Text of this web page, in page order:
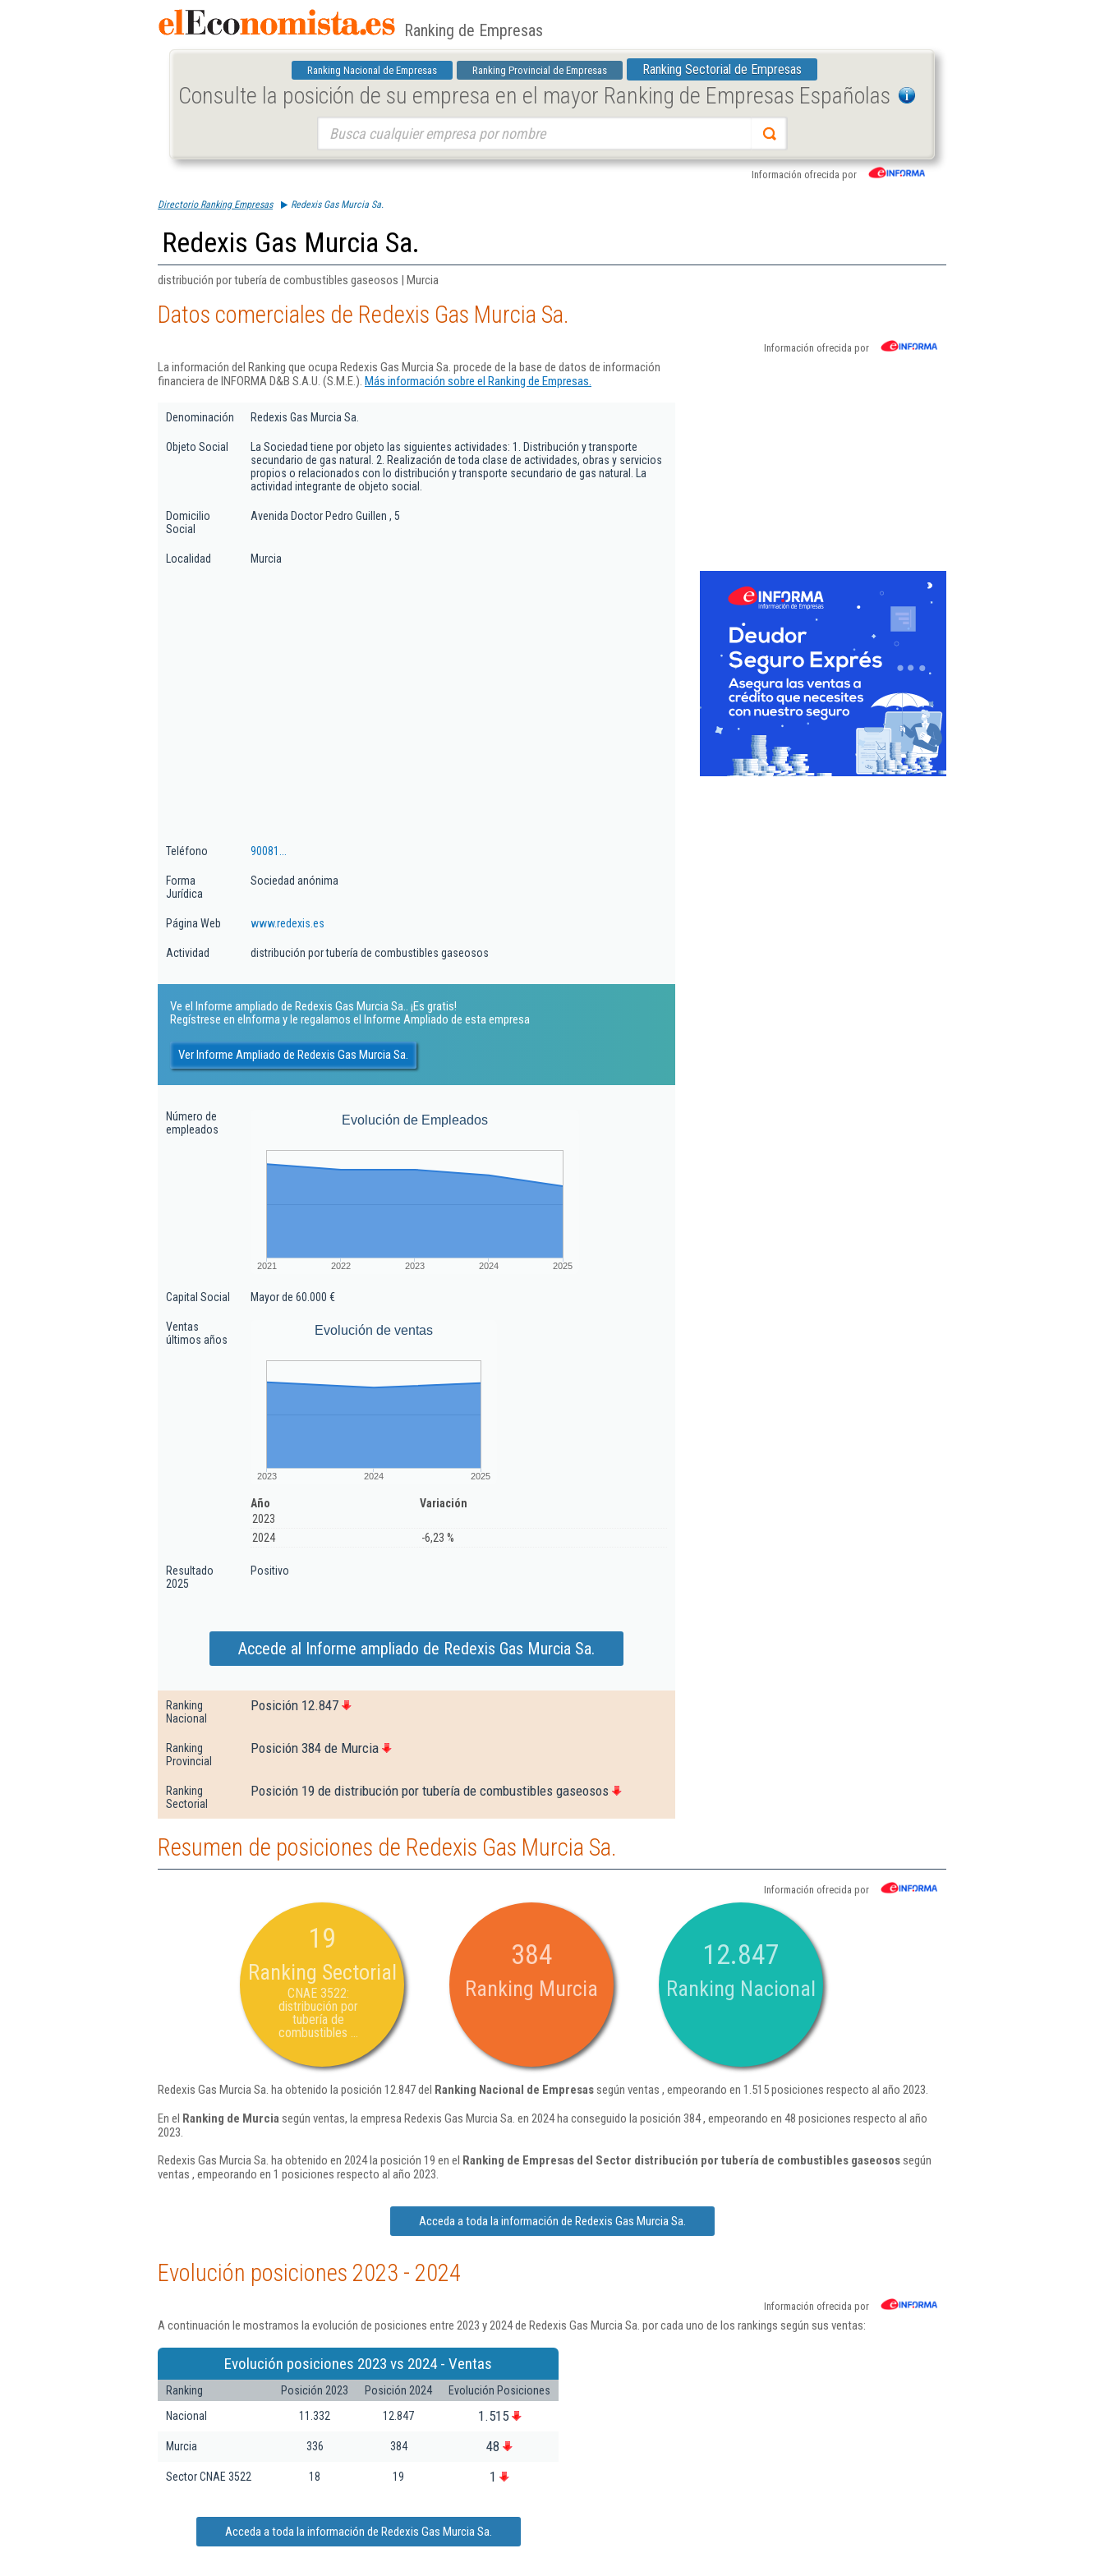
Ranking de Empresas
Ranking Nacional de Empresas Ranking Provincial de Empresas Ranking Sectorial de Empresas
Consulte la posición de su empresa en el mayor Ranking de Empresas Españolas
Información ofrecida por
Directorio Ranking Empresas Redexis Gas Murcia Sa.
Redexis Gas Murcia Sa.
distribución por tubería de combustibles gaseosos | Murcia
Datos comerciales de Redexis Gas Murcia Sa.
Información ofrecida por
La información del Ranking que ocupa Redexis Gas Murcia Sa. procede de la base de datos de información
financiera de INFORMA D&B S.A.U. (S.M.E.). Más información sobre el Ranking de Empresas.
Denominación Redexis Gas Murcia Sa.
Objeto Social
La Sociedad tiene por objeto las siguientes actividades: 1. Distribución y transporte
secundario de gas natural. 2. Realización de toda clase de actividades, obras y servicios
propios o relacionados con lo distribución y transporte secundario de gas natural. La
actividad integrante de objeto social.
Domicilio
Social
Avenida Doctor Pedro Guillen , 5
Localidad Murcia
Teléfono 90081...
Forma
Jurídica
Sociedad anónima
Página Web www.redexis.es
Actividad distribución por tubería de combustibles gaseosos
Ve el Informe ampliado de Redexis Gas Murcia Sa.. ¡Es gratis!
Regístrese en eInforma y le regalamos el Informe Ampliado de esta empresa
Ver Informe Ampliado de Redexis Gas Murcia Sa.
Número de
empleados
Evolución de Empleados
2021 2022 2023 2024 2025
Capital Social Mayor de 60.000 €
Ventas
últimos años
Evolución de ventas
2023 2024 2025
Año
Variación
2023
2024
-6,23 %
Resultado
2025
Positivo
Accede al Informe ampliado de Redexis Gas Murcia Sa.
Ranking
Nacional
Posición 12.847
Ranking
Provincial
Posición 384 de Murcia
Ranking
Sectorial
Posición 19 de distribución por tubería de combustibles gaseosos
Resumen de posiciones de Redexis Gas Murcia Sa.
Información ofrecida por
19
Ranking Sectorial
CNAE 3522:
distribución por
tubería de
combustibles ...
384
Ranking Murcia
12.847
Ranking Nacional
Redexis Gas Murcia Sa. ha obtenido la posición 12.847 del Ranking Nacional de Empresassegún ventas , empeorando en 1.515 posiciones respecto al año 2023.
En el Ranking de Murcia según ventas, la empresa Redexis Gas Murcia Sa. en 2024 ha conseguido la posición 384 , empeorando en 48 posiciones respecto al año
2023.
Redexis Gas Murcia Sa. ha obtenido en 2024 la posición 19 en el Ranking de Empresas del Sector distribución por tubería de combustibles gaseosossegún
ventas , empeorando en 1 posiciones respecto al año 2023.
Acceda a toda la información de Redexis Gas Murcia Sa.
Evolución posiciones 2023 - 2024
Información ofrecida por
A continuación le mostramos la evolución de posiciones entre 2023 y 2024 de Redexis Gas Murcia Sa. por cada uno de los rankings según sus ventas:
Evolución posiciones 2023 vs 2024 - Ventas
Ranking Posición 2023 Posición 2024
Evolución Posiciones
Nacional
11.332 12.847 1.515
Murcia 336 384 48
Sector CNAE 3522 18 19 1
Acceda a toda la información de Redexis Gas Murcia Sa.